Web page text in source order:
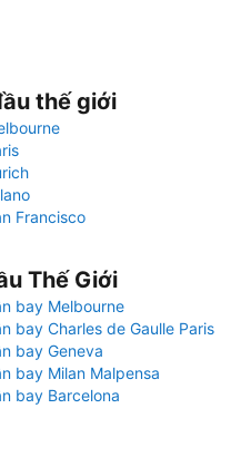
thế giới
Francisco
Thế Giới
bay Melbourne
bay Charles de Gaulle Paris
bay Geneva
bay Milan Malpensa
bay Barcelona